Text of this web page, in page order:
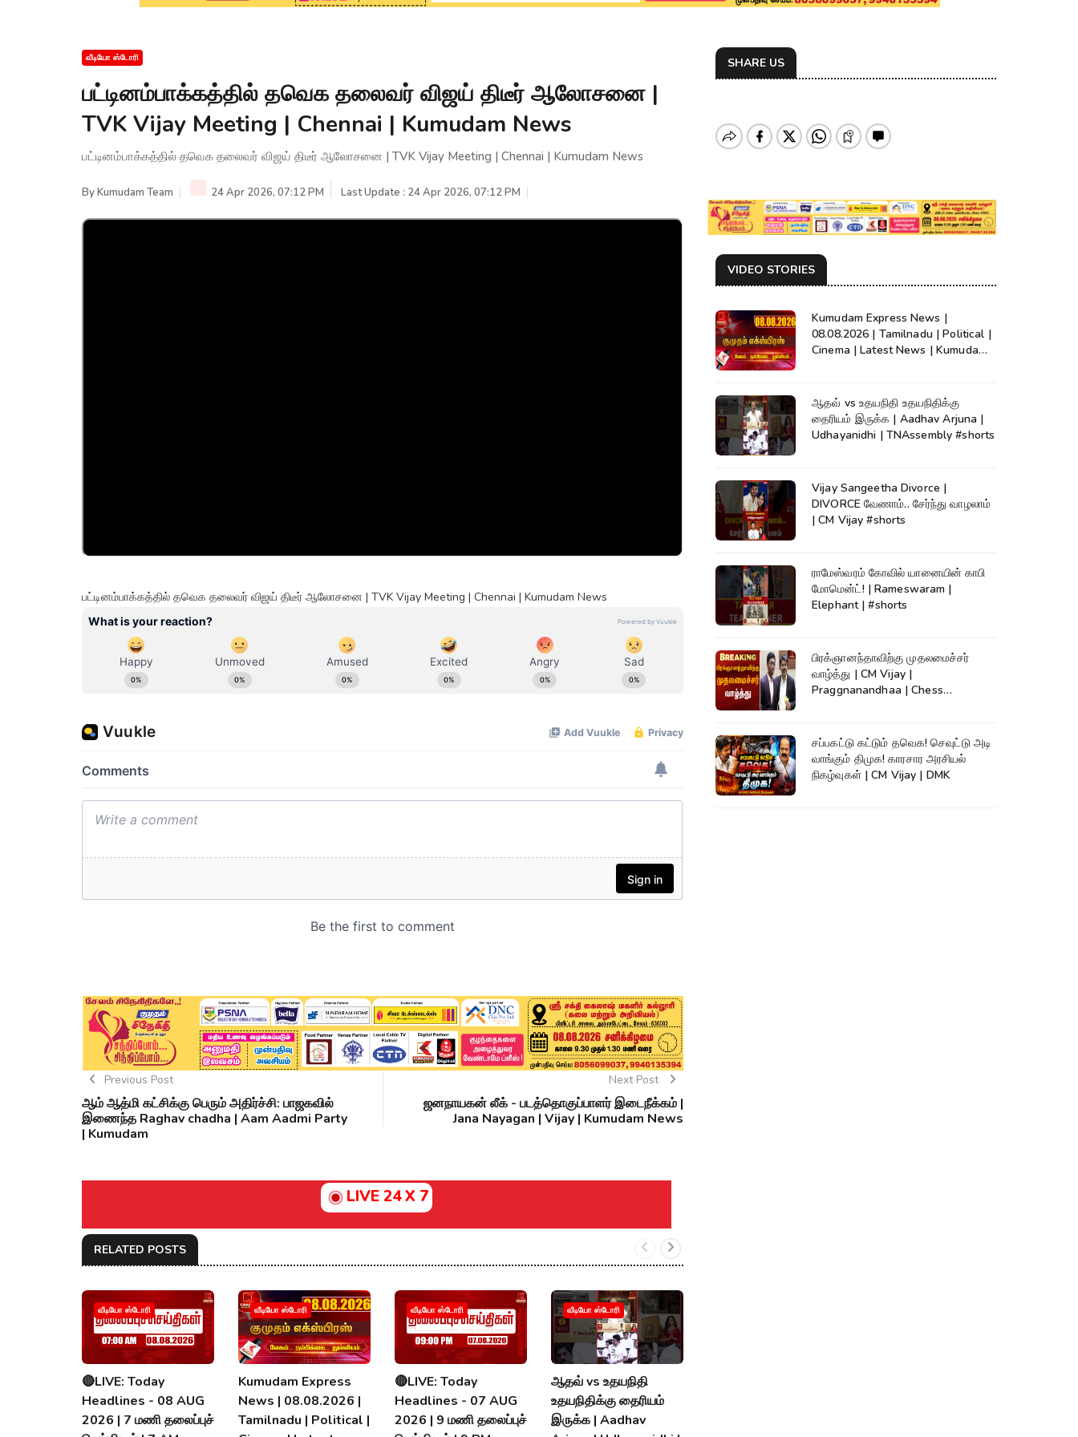
வீடியோ ஸ்டோரி
பட்டினம்பாக்கத்தில் தவெக தலைவர் விஜய் திடீர் ஆலோசனை |
TVK Vijay Meeting | Chennai | Kumudam News
பட்டினம்பாக்கத்தில் தவெக தலைவர் விஜய் திடீர் ஆலோசனை | TVK Vijay Meeting | Chennai | Kumudam News
ByKumudam Team 24 Apr 2026, 07:12 PM Last Update : 24 Apr 2026, 07:12 PM
பட்டினம்பாக்கத்தில் தவெக தலைவர் விஜய் திடீர் ஆலோசனை | TVK Vijay Meeting | Chennai | Kumudam News
Previous Post
ஆம் ஆத்மி கட்சிக்கு பெரும் அதிர்ச்சி: பாஜகவில்
இணைந்த Raghav chadha | Aam Aadmi Party
| Kumudam
Next Post
ஜனநாயகன் லீக் - படத்தொகுப்பாளர் இடைநீக்கம் |
Jana Nayagan | Vijay | Kumudam News
LIVE 24 X 7
RELATED POSTS
வீடியோ ஸ்டோரி
🔴LIVE: Today
Headlines - 08 AUG
2026 | 7 மணி தலைப்புச்
வீடியோ ஸ்டோரி
Kumudam Express
News | 08.08.2026 |
Tamilnadu | Political |
வீடியோ ஸ்டோரி
🔴LIVE: Today
Headlines - 07 AUG
2026 | 9 மணி தலைப்புச்
வீடியோ ஸ்டோரி
ஆதவ் vs உதயநிதி
உதயநிதிக்கு தைரியம்
இருக்க | Aadhav
SHARE US
VIDEO STORIES
Kumudam Express News |
08.08.2026 | Tamilnadu | Political |
Cinema | Latest News | Kumudam
ஆதவ் vs உதயநிதி உதயநிதிக்கு
தைரியம் இருக்க | Aadhav Arjuna |
Udhayanidhi | TNAssembly #shorts
Vijay Sangeetha Divorce |
DIVORCE வேணாம்.. சேர்ந்து வாழலாம்
| CM Vijay #shorts
ராமேஸ்வரம் கோவில் யானையின் காபி
மோமென்ட்! | Rameswaram |
Elephant | #shorts
பிரக்ஞானந்தாவிற்கு முதலமைச்சர்
வாழ்த்து | CM Vijay |
Praggnanandhaa | Chess
சப்பகட்டு கட்டும் தவெக! செவுட்டு அடி
வாங்கும் திமுக! காரசார அரசியல்
நிகழ்வுகள் | CM Vijay | DMK